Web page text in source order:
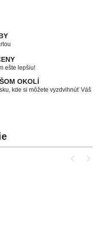
ešte lepšiu!
OKOLÍ
kde si môžete vyzdvihnúť Váš